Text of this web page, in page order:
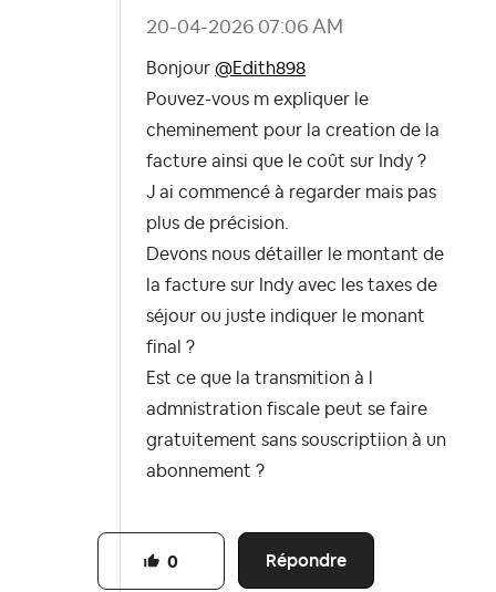
‎20-04-2026 07:06 AM
Bonjour @Edith898
Pouvez-vous m expliquer le
cheminement pour la creation de la
facture ainsi que le coût sur Indy ?
J ai commencé à regarder mais pas
plus de précision.
Devons nous détailler le montant de
la facture sur Indy avec les taxes de
séjour ou juste indiquer le monant
final ?
Est ce que la transmition à l
admnistration fiscale peut se faire
gratuitement sans souscriptiion à un
abonnement ?
Répondre
0